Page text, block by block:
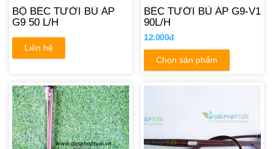
BỘ BÉC TƯỚI BÙ ÁP
G9 50 L/H
Liên hệ
BÉC TƯỚI BÙ ÁP G9-V1
90L/H
12.000đ
Chọn sản phẩm